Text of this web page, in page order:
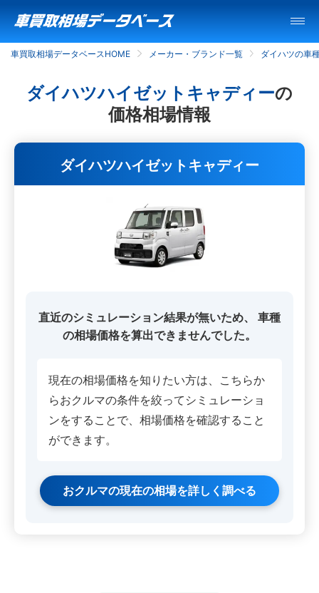
車買取相場データベースHOME メーカー・ブランド一覧 ダイハツの車
ダイハツハイゼットキャディーの
価格相場情報
ダイハツハイゼットキャディー
直近のシミュレーション結果が無いため、
車種
の相場価格を算出できませんでした。
現在の相場価格を知りたい方は、こちらか
らおクルマの条件を絞ってシミュレーショ
ンをすることで、相場価格を確認すること
ができます。
おクルマの現在の相場を詳しく調べる